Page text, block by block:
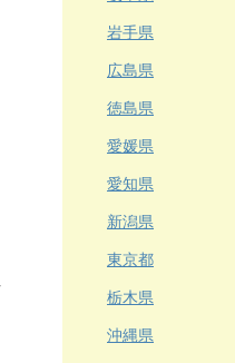
岩手県
広島県
徳島県
愛媛県
愛知県
新潟県
東京都
栃木県
沖縄県